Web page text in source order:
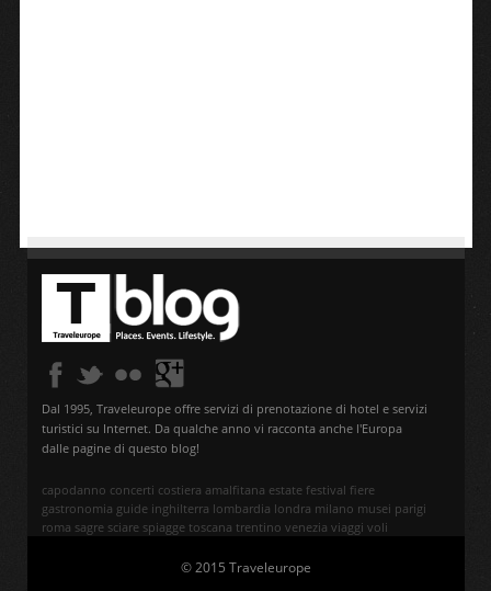
Dal 1995, Traveleurope offre servizi di prenotazione di hotel e servizi
turistici su Internet. Da qualche anno vi racconta anche l'Europa
dalle pagine di questo blog!
capodanno concerti costiera amalfitana estate festival fiere
gastronomia guide inghilterra lombardia londra milano musei parigi
roma sagre sciare spiagge toscana trentino venezia viaggi voli
© 2015 Traveleurope